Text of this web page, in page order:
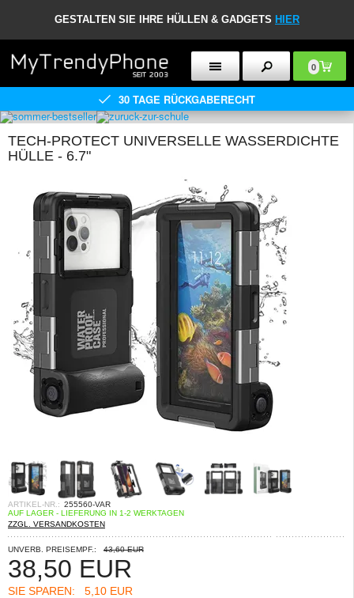
GESTALTEN SIE IHRE HÜLLEN & GADGETS HIER
0
30 TAGE RÜCKGABERECHT
TECH-PROTECT UNIVERSELLE WASSERDICHTE
HÜLLE - 6.7"
ARTIKEL-NR.: 255560-VAR
AUF LAGER - LIEFERUNG IN 1-2 WERKTAGEN
ZZGL. VERSANDKOSTEN
UNVERB. PREISEMPF.: 43,60 EUR
38,50 EUR
SIE SPAREN: 5,10 EUR